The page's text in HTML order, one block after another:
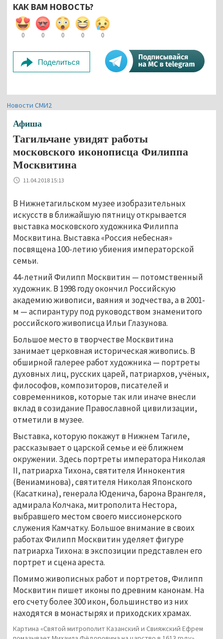
КАК ВАМ НОВОСТЬ?
0 0 0 0 0
Поделиться
Новости СМИ2
Афиша
Тагильчане увидят работы
московского иконописца Филиппа
Москвитина
11.04.2018 15:13
В Нижнетагильском музее изобразительных
искусств в ближайшую пятницу открывается
выставка московского художника Филиппа
Москвитина. Выставка «Россия небесная»
посвящена 100-летию убиения императорской
семьи.
44-летний Филипп Москвитин — потомственный
художник. В 1998 году окончил Российскую
академию живописи, ваяния и зодчества, а в 2001-
м — аспирантуру под руководством знаменитого
российского живописца Ильи Глазунова.
Большое место в творчестве Москвитина
занимает церковная историческая живопись. В
обширной галерее работ художника — портреты
духовных лиц, русских царей, патриархов, учёных,
философов, композиторов, писателей и
современников, которые так или иначе внесли
вклад в созидание Православной цивилизации,
отметили в музее.
Выставка, которую покажут в Нижнем Тагиле,
рассказывает о царской семье и её ближнем
окружении. Здесь портреты императора Николая
II, патриарха Тихона, святителя Иннокентия
(Вениаминова), святителя Николая Японского
(Касаткина), генерала Юденича, барона Врангеля,
адмирала Колчака, митрополита Нестора,
выбравшего местом своего миссионерского
служения Камчатку. Большое внимание в своих
работах Филипп Москвитин уделяет фигуре
патриарха Тихона: в экспозиции представлен его
портрет и сцена ареста.
Помимо живописных работ и портретов, Филипп
Москвитин пишет иконы по древним канонам. На
его счету более 300 икон, большинство из них
находятся в монастырях и приходских храмах.
Картина «Святой митрополит Казанский и Свияжский Ефрем